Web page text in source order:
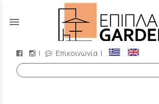
menu
| Επικοινωνία |